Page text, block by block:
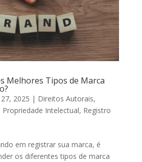
Melhores Tipos de Marca
2025 | Direitos Autorais,
Propriedade Intelectual, Registro
em registrar sua marca, é
os diferentes tipos de marca